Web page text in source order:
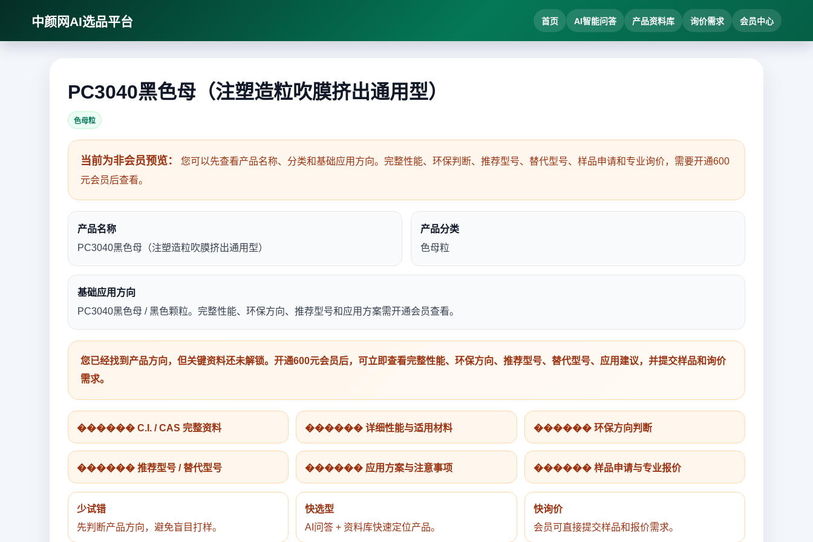
中颜网AI选品平台 首页 AI智能问答 产品资料库 询价需求 会员中心
PC3040黑色母（注塑造粒吹膜挤出通用型）
色母粒
当前为非会员预览：
您可以先查看产品名称、分类和基础应用方向。完整性能、环保判断、推荐型号、替代型号、样品申请和专业询价，需要开通600
元会员后查看。
产品名称
PC3040黑色母（注塑造粒吹膜挤出通用型）
产品分类
色母粒
基础应用方向
PC3040黑色母 / 黑色颗粒。完整性能、环保方向、推荐型号和应用方案需开通会员查看。
您已经找到产品方向，但关键资料还未解锁。开通600元会员后，可立即查看完整性能、环保方向、推荐型号、替代型号、应用建议，并提交样品和询价
需求。
������ C.I. / CAS 完整资料 ������ 详细性能与适用材料 ������ 环保方向判断
������ 推荐型号 / 替代型号 ������ 应用方案与注意事项 ������ 样品申请与专业报价
少试错
先判断产品方向，避免盲目打样。
快选型
AI问答 + 资料库快速定位产品。
快询价
会员可直接提交样品和报价需求。